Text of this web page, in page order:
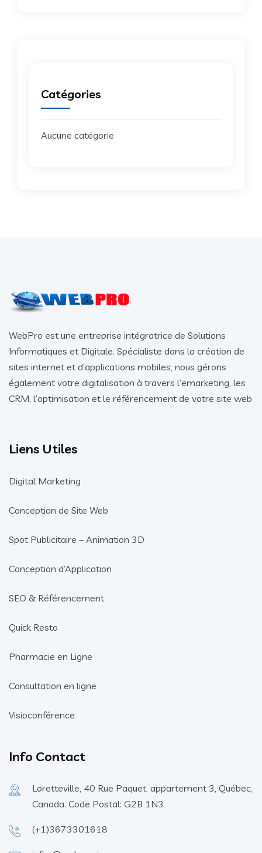
Catégories
Aucune catégorie
WebPro est une entreprise intégratrice de Solutions
Informatiques et Digitale. Spécialiste dans la création de
sites internet et d’applications mobiles, nous gérons
également votre digitalisation à travers l’emarketing, les
CRM, l’optimisation et le référencement de votre site web
Liens Utiles
Digital Marketing
Conception de Site Web
Spot Publicitaire – Animation 3D
Conception d’Application
SEO & Référencement
Quick Resto
Pharmacie en Ligne
Consultation en ligne
Visioconférence
Info Contact
Loretteville, 40 Rue Paquet, appartement 3, Québec,
Canada. Code Postal: G2B 1N3
(+1)3673301618